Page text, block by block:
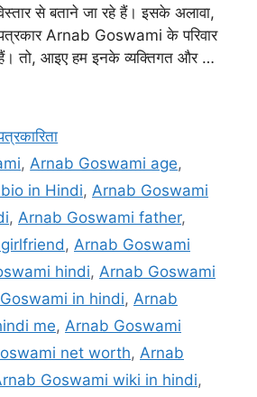
से बताने जा रहे हैं। इसके अलावा,
Arnab Goswami के परिवार
तो, आइए हम इनके व्यक्तिगत और …
,Arnab Goswami age,
in Hindi, Arnab Goswami
, Arnab Goswami father,
, Arnab Goswami
hindi, Arnab Goswami
in hindi, Arnab
me, Arnab Goswami
net worth, Arnab
Goswami wiki in hindi,